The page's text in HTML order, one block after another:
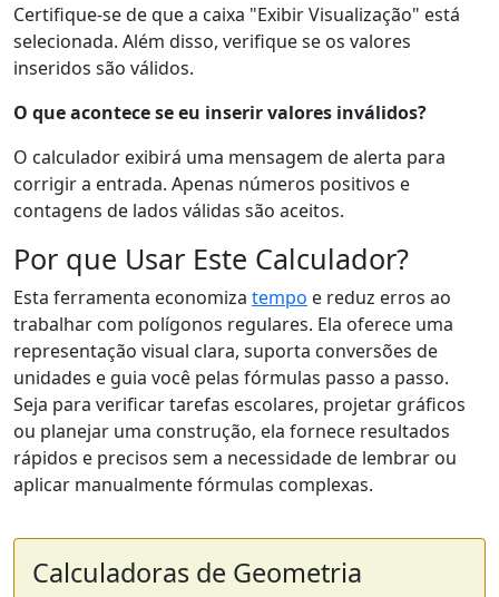
Certifique-se de que a caixa "Exibir Visualização" está
selecionada. Além disso, verifique se os valores
inseridos são válidos.
O que acontece se eu inserir valores inválidos?
O calculador exibirá uma mensagem de alerta para
corrigir a entrada. Apenas números positivos e
contagens de lados válidas são aceitos.
Por que Usar Este Calculador?
Esta ferramenta economiza tempo e reduz erros ao
trabalhar com polígonos regulares. Ela oferece uma
representação visual clara, suporta conversões de
unidades e guia você pelas fórmulas passo a passo.
Seja para verificar tarefas escolares, projetar gráficos
ou planejar uma construção, ela fornece resultados
rápidos e precisos sem a necessidade de lembrar ou
aplicar manualmente fórmulas complexas.
Calculadoras de Geometria